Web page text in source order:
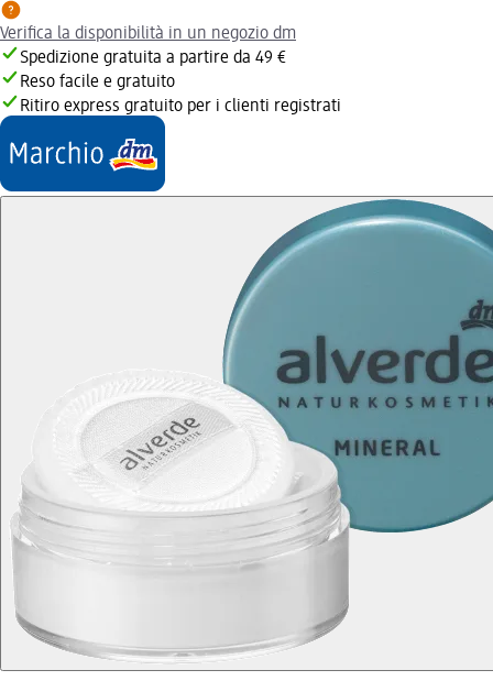
Verifica la disponibilità in un negozio dm
Spedizione gratuita a partire da 49 €
Reso facile e gratuito
Ritiro express gratuito per i clienti registrati